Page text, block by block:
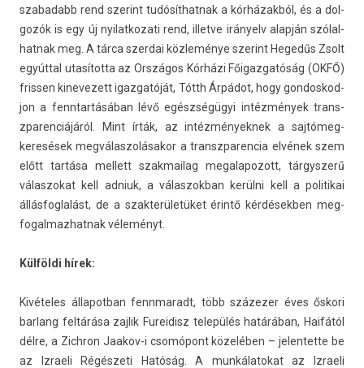
szabadabb rend szerint tudósít­hatnak a kórházakból, és a dol­
gozók is egy új nyilat­kozati rend, il­let­ve irányelv alapján szólal­
hatnak meg. A tárca szer­dai közleménye szerint Hegedűs Zsolt
egyúttal utasította az Országos Kórházi Főigaz­gatóság (OKFŐ)
friss­en kinevezett igaz­gatóját, Tótth Árpádot, hogy gon­doskod­
jon a fenntar­tásában lévő egészségügyi intézmények trans­
zparen­ciájáról. Mint írták, az in­téz­mények­nek a saj­tómeg­
keresések meg­válas­zolásakor a trans­zparen­cia elvének szem
előtt tartása mel­lett szak­mailag megalapozott, tár­gysz­erű
válas­zokat kell ad­niuk, a válas­zokban kerülni kell a politikai
állás­foglalást, de a szak­területüket érintő kér­désekb­en meg­
fogal­mazhat­nak véleményt.
Külföldi hírek:
Kivételes állapot­ban fennmaradt, több százezer éves őskori
bar­lang feltárása zaj­lik Fureidisz település határában, Haifától
délre, a Zichron Jaakov-i csomópont közelében – jelen­tette be
az Iz­raeli Régészeti Hatóság. A mun­kálatokat az Iz­raeli